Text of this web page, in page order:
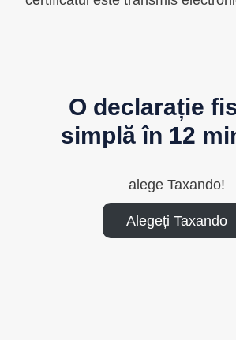
O declarație
simplă în 12
alege Taxando!
Alegeți Taxando